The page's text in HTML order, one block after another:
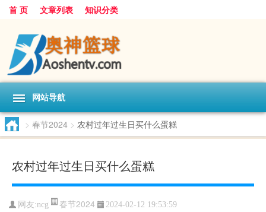
首 页 文章列表 知识分类
网站导航
> 春节2024 > 农村过年过生日买什么蛋糕
农村过年过生日买什么蛋糕
网友:ncg 春节2024 2024-02-12 19:53:59